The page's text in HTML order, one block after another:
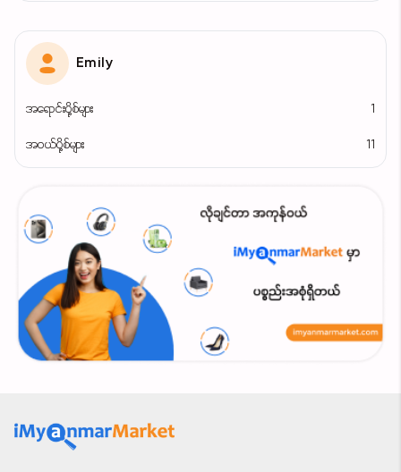
Emily
အရောင်းပို့စ်များ
အဝယ်ပို့စ်များ